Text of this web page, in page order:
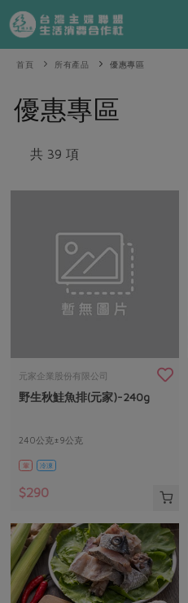
產品分類
當季蔬果
一籃菜
芽苗類
奶蛋豆・五穀
水畜加工品
調理食材・點心
調味醬料/南北貨
保健食品
居家好物
食譜料理
料理方式
醬料
湯品．鍋物
涼拌沙拉
飲品
防災用品預購圓滿結束
2026年端午節預購圓滿結束
更多預購活動
合作25-經典快閃最後一週
合作25-精選產品第三彈
更多當季產品
議題活動
主婦聯盟X樂齡網特約優惠案
30%rPET紅烏龍茶
社內大小事
產品故事
廚房瑜伽
減硝酸鹽
減添加物
公益金
更多議題
認識合作社
員工與求才
自主把關
檢驗報告
硝酸鹽檢驗
社員權益
合作社法規
重要公告
首頁 所有產品 優惠專區
優惠專區
共 39 項
元家企業股份有限公司
野生秋鮭魚排(元家)-240g
240公克±9公克
葷 冷凍
$290